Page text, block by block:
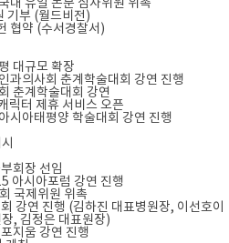
내 유일 논문 심사위원 위촉
기부 (월드비전)
협약 (수서경찰서)
대규모 확장
과의사회 춘계학술대회 강연 진행
춘계학술대회 강연
릭터 제휴 서비스 오픈
시아태평양 학술대회 강연 진행
회장 선임
아시아포럼 강연 진행
국제위원 위촉
강연 진행 (김하진 대표병원장, 이선호이
, 김정은 대표원장)
지움 강연 진행